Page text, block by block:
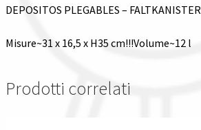
DEPOSITOS PLEGABLES – FALTKANISTER
Misure~31 x 16,5 x H35 cm!!!Volume~12 l
Prodotti correlati